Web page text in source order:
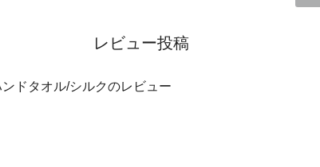
レビュー投稿
ンドタオル/シルクのレビュー